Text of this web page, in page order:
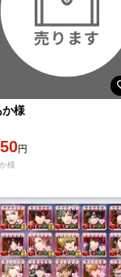
か様
円
様